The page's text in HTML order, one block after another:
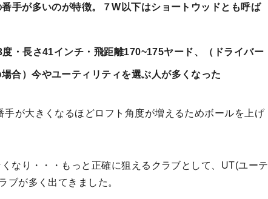
手が多いのが特徴。７W以下はショートウッドとも呼ば
・長さ41インチ・飛距離170~175ヤード、（ドライバー
合）今やユーティリティを選ぶ人が多くなった
手が大きくなるほどロフト角度が増えるためボールを上げ
なり・・・もっと正確に狙えるクラブとして、UT(ユーテ
ブが多く出てきました。